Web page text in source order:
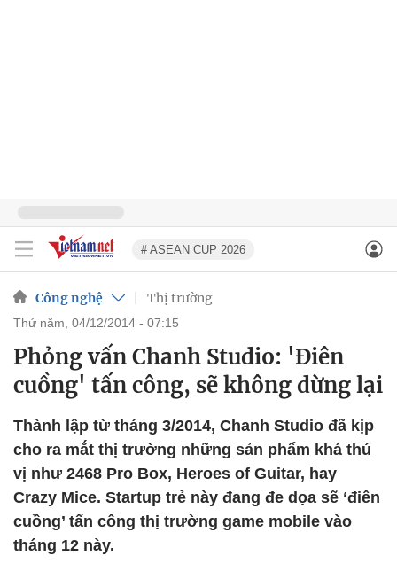
# ASEAN CUP 2026
Công nghệ Thị trường
thứ năm, 04/12/2014 - 07:15
Phỏng vấn Chanh Studio: 'Điên
cuồng' tấn công, sẽ không dừng lại
Thành lập từ tháng 3/2014, Chanh Studio đã kịp
cho ra mắt thị trường những sản phẩm khá thú
vị như 2468 Pro Box, Heroes of Guitar, hay
Crazy Mice. Startup trẻ này đang đe dọa sẽ ‘điên
cuồng’ tấn công thị trường game mobile vào
tháng 12 này.